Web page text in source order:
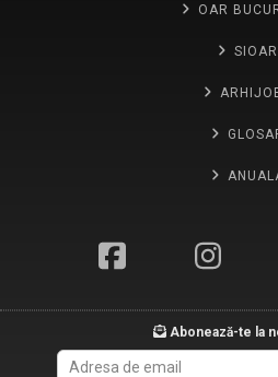
OAR
SIOAR
Abonează-te la